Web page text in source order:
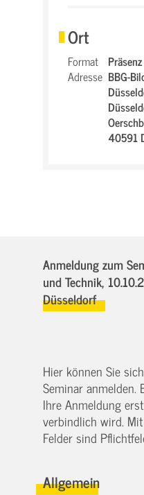
Ort
Format Präsenz
Adresse BBG-
40591
Anmeldung zum
und Technik,
Düsseldorf
Hier können Sie
Seminar anmelden.
Ihre Anmeldung
verbindlich wird.
Felder sind
Allgemein